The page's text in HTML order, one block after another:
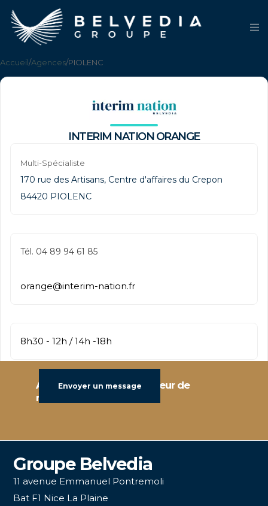
Accueil/Agences/PIOLENC
INTERIM NATION ORANGE
Multi-Spécialiste
170 rue des Artisans, Centre d'affaires du Crepon
84420 PIOLENC
Tél. 04 89 94 61 85
orange@interim-nation.fr
8h30 - 12h / 14h -18h
Envoyer un message Localisation
Agent de talents et créateur de
rencontres
Groupe Belvedia
11 avenue Emmanuel Pontremoli
Bat F1 Nice La Plaine